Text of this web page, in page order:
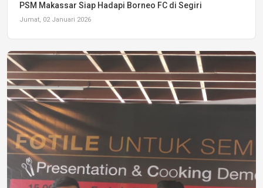
PSM Makassar Siap Hadapi Borneo FC di Segiri
Jumat, 02 Januari 2026